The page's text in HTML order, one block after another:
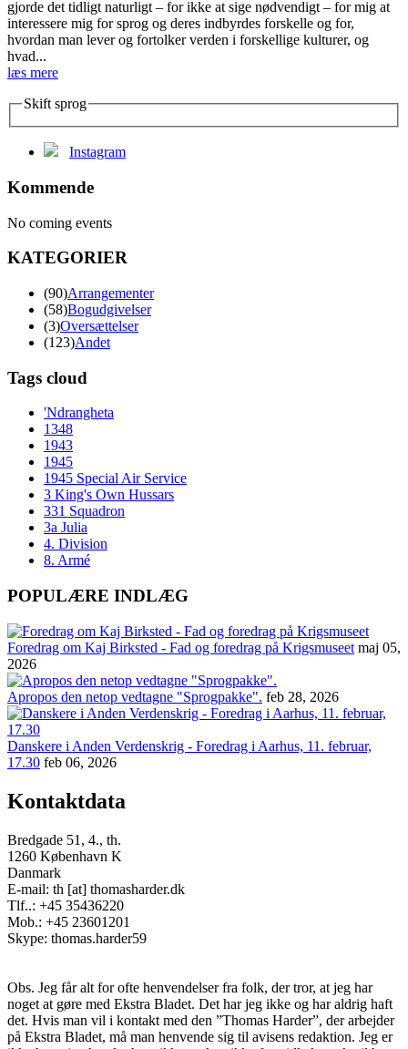
gjorde det tidligt naturligt – for ikke at sige nødvendigt – for mig at
interessere mig for sprog og deres indbyrdes forskelle og for,
hvordan man lever og fortolker verden i forskellige kulturer, og
hvad...
læs mere
Skift sprog
Instagram
Kommende
No coming events
KATEGORIER
(90)Arrangementer
(58)Bogudgivelser
(3)Oversættelser
(123)Andet
Tags cloud
'Ndrangheta
1348
1943
1945
1945 Special Air Service
3 King's Own Hussars
331 Squadron
3a Julia
4. Division
8. Armé
POPULÆRE INDLÆG
Foredrag om Kaj Birksted - Fad og foredrag på Krigsmuseet maj 05,
2026
Apropos den netop vedtagne "Sprogpakke". feb 28, 2026
Danskere i Anden Verdenskrig - Foredrag i Aarhus, 11. februar,
17.30 feb 06, 2026
Kontaktdata
Bredgade 51, 4., th.
1260 København K
Danmark
E-mail: th [at] thomasharder.dk
Tlf..: +45 35436220
Mob.: +45 23601201
Skype: thomas.harder59
Obs. Jeg får alt for ofte henvendelser fra folk, der tror, at jeg har
noget at gøre med Ekstra Bladet. Det har jeg ikke og har aldrig haft
det. Hvis man vil i kontakt med den ”Thomas Harder”, der arbejder
på Ekstra Bladet, må man henvende sig til avisens redaktion. Jeg er